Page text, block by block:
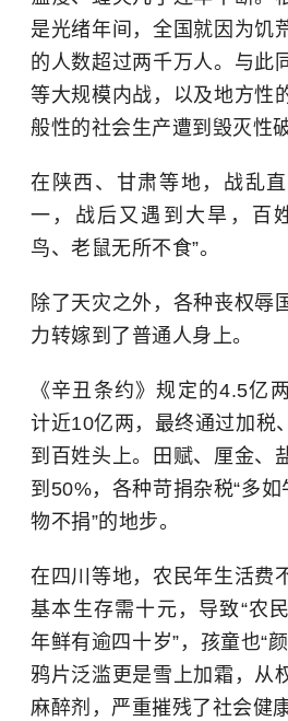
是光绪年间，全国就因为饥
的人数超过两千万人。与此
等大规模内战，以及地方性
般性的社会生产遭到毁灭性破
在陕西、甘肃等地，战乱
一，战后又遇到大旱，百
鸟、老鼠无所不食”。
除了天灾之外，各种丧权辱
力转嫁到了普通人身上。
《辛丑条约》规定的4.5亿
计近10亿两，最终通过加税
到百姓头上。田赋、厘金、
到50%，各种苛捐杂税“多如
物不捐”的地步。
在四川等地，农民年生活费
基本生存需十元，导致“农
年鲜有逾四十岁”，孩童也“
鸦片泛滥更是雪上加霜，从
麻醉剂，严重摧残了社会健